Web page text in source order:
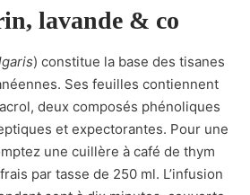
lavande & co
) constitue la base des tisanes
Ses feuilles contiennent
deux composés phénoliques
et expectorantes. Pour une
une cuillère à café de thym
par tasse de 250 ml. L’infusion